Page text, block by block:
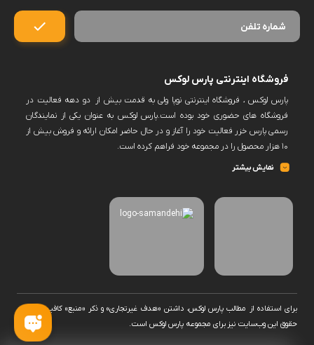
فروشگاه اینترنتی پارس لوکس
پارس لوکس ، فروشگاه اینترنتی نوپا ولی به قدمت بیش از دو دهه فعالیت در
فروشگاه های حضوری خود بوده است.پارس لوکس به عنوان یکی از نمایندگان
رسمی پارس خزر فعالیت خود را آغاز و در حال حاضر امکان ارائه و فروش بیش از
۱۰ هزار محصول را در مجموعه خود فراهم کرده است.
پارس لوکس اکنون فروش حضوری ندارد و کلیه سفارشات خود را منعطف بر
حضوری تحویل گرفت.به یاری شما این امکان وجود دارد که دامنه محصولات پارس
نمایش بیشتر
برای استفاده از مطالب پارس لوکس، داشتن «هدف غیرتجاری» و ذکر «منبع» کافیست. تمام
حقوق اين وب‌سايت نیز برای مجموعه پارس لوکس است.